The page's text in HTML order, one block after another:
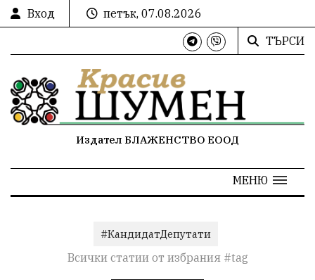
Вход
петък, 07.08.2026
ТЪРСИ
Издател БЛАЖЕНСТВО ЕООД
МЕНЮ
#КандидатДепутати
Всички статии от избрания #tag